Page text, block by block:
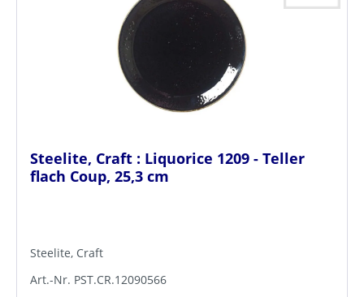
Steelite, Craft : Liquorice 1209 - Teller
flach Coup, 25,3 cm
Steelite, Craft
Art.-Nr. PST.CR.12090566